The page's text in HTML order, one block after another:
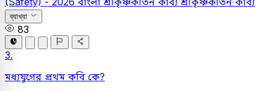
ব্যাখ্যা
83
3.
মধ্যযুগের প্রথম কবি কে?